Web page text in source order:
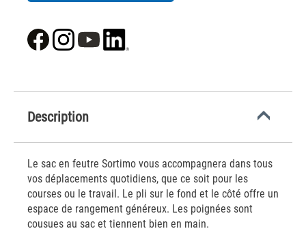
Description
Le sac en feutre Sortimo vous accompagnera dans tous
vos déplacements quotidiens, que ce soit pour les
courses ou le travail. Le pli sur le fond et le côté offre un
espace de rangement généreux. Les poignées sont
cousues au sac et tiennent bien en main.